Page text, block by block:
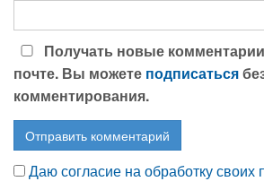
Получать новые
почте. Вы можете подписаться
комментирования.
Даю согласие на обработку своих